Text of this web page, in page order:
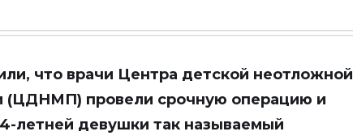
что врачи Центра детской неотложной
(ЦДНМП) провели срочную операцию и
летней девушки так называемый